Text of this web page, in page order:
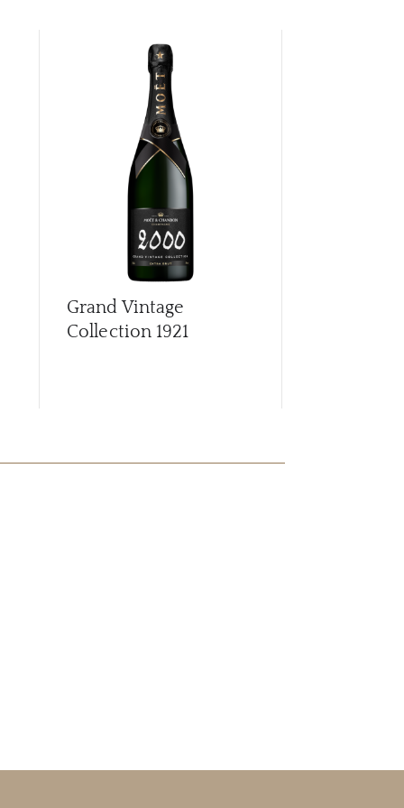
Grand Vintage
Collection 1921